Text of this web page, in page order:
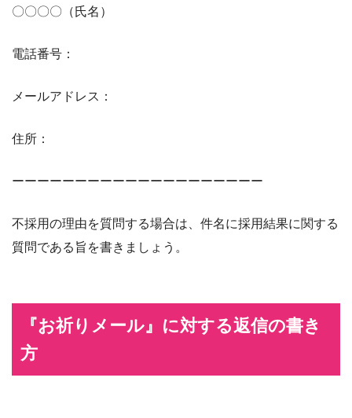
〇〇〇〇（氏名）
電話番号：
メールアドレス：
住所：
ーーーーーーーーーーーーーーーーーーーー
不採用の理由を質問する場合は、件名に採用結果に関する
質問である旨を書きましょう。
『お祈りメール』に対する返信の書き
方